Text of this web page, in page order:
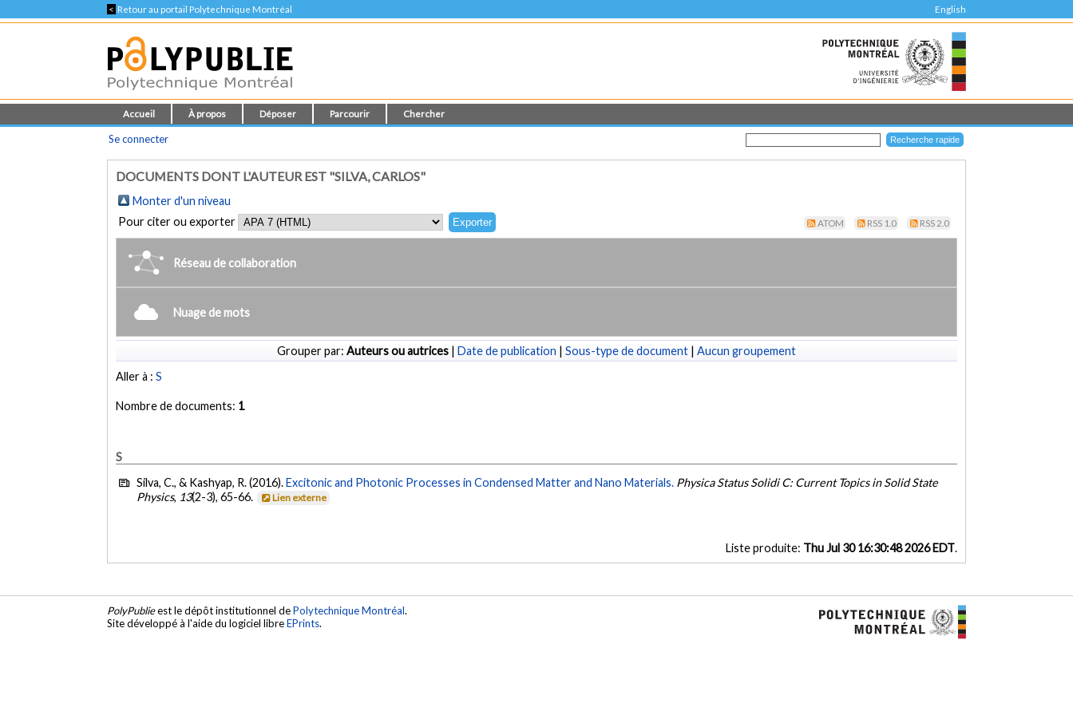
< Retour au portail Polytechnique Montréal English
Accueil À propos Déposer Parcourir Chercher
Se connecter
DOCUMENTS DONT L'AUTEUR EST "SILVA, CARLOS"
Monter d'un niveau
Pour citer ou exporter
ATOM RSS 1.0 RSS 2.0
Réseau de collaboration
Nuage de mots
Grouper par: Auteurs ou autrices | Date de publication | Sous-type de document | Aucun groupement
Aller à :S
Nombre de documents: 1
S
Silva, C., & Kashyap, R. (2016).Excitonic and Photonic Processes in Condensed Matter and Nano Materials. Physica Status Solidi C: Current Topics in Solid State
Physics, 13(2-3), 65-66. Lien externe
Liste produite: Thu Jul 30 16:30:48 2026 EDT.
PolyPublieest le dépôt institutionnel dePolytechnique Montréal.
Site développé à l'aide du logiciel libreEPrints.